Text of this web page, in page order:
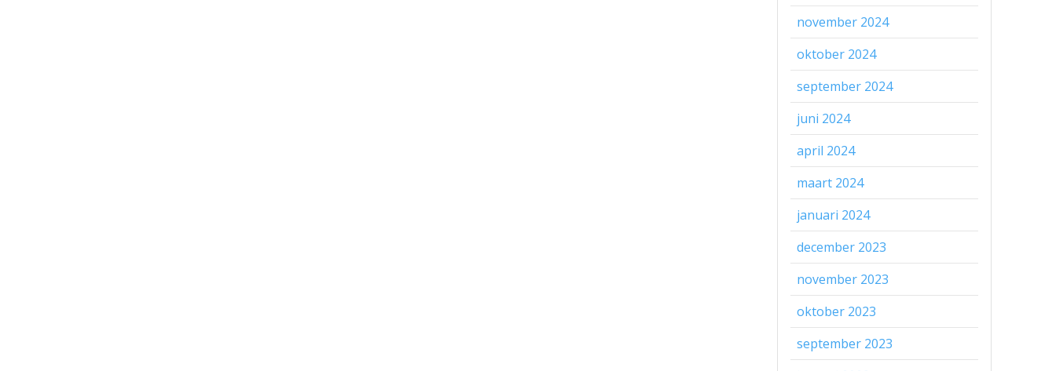
november 2024
oktober 2024
september 2024
juni 2024
april 2024
maart 2024
januari 2024
december 2023
november 2023
oktober 2023
september 2023